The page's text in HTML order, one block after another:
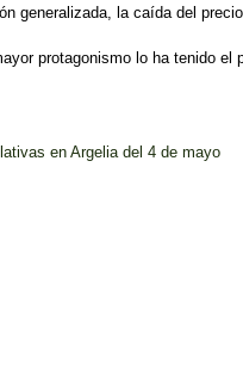
generalizada, la caída del
protagonismo lo ha tenido
en Argelia del 4 de mayo